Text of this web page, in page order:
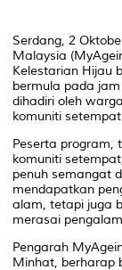
Serdang, 2
Malaysia
Kelestarian Hijau
bermula pada
dihadiri oleh
komuniti
Peserta
komuniti
penuh semangat
mendapatkan
alam, tetapi juga
merasai
Pengarah
Minhat, berharap